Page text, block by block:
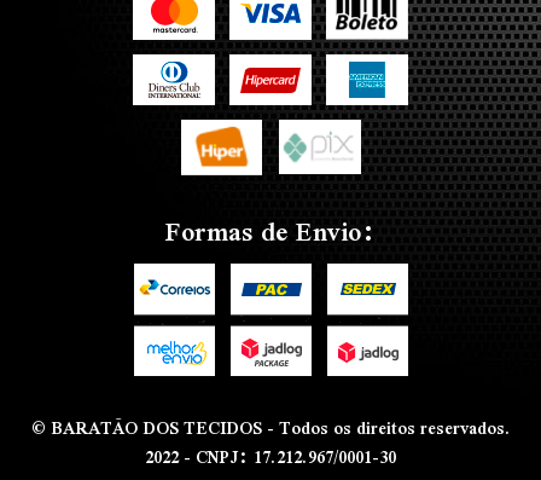
Formas de Envio:
© BARATÃO DOS TECIDOS - Todos os direitos reservados.
2022 - CNPJ: 17.212.967/0001-30